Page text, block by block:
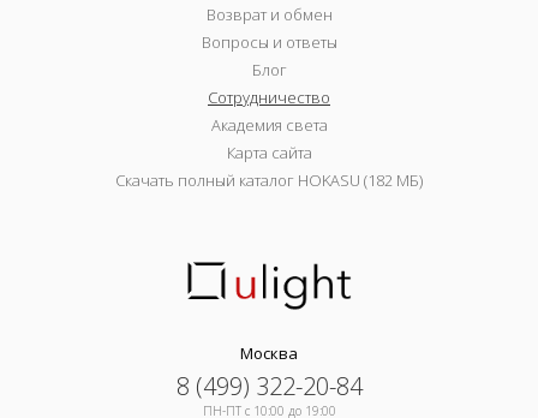
Возврат и обмен
Вопросы и ответы
Блог
Сотрудничество
Академия света
Карта сайта
Скачать полный каталог HOKASU (182 МБ)
Москва
8 (499) 322-20-84
ПН-ПТ c 10:00 до 19:00